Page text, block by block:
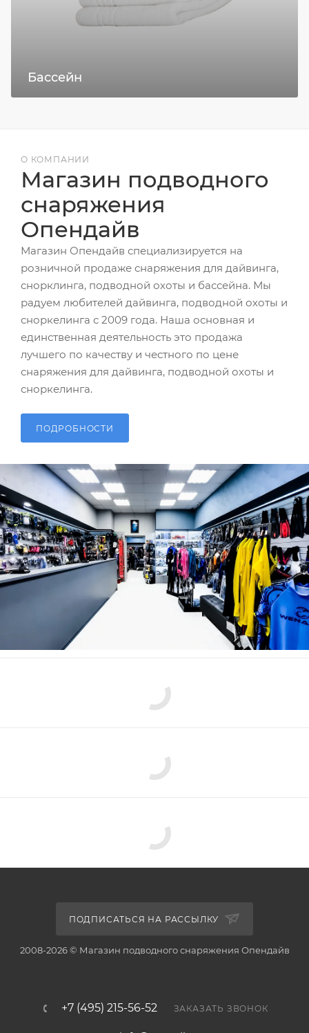
Бассейн
О КОМПАНИИ
Магазин подводного
снаряжения
Опендайв
Магазин Опендайв специализируется на
розничной продаже снаряжения для дайвинга,
снорклинга, подводной охоты и бассейна. Мы
радуем любителей дайвинга, подводной охоты и
сноркелинга с 2009 года. Наша основная и
единственная деятельность это продажа
лучшего по качеству и честного по цене
снаряжения для дайвинга, подводной охоты и
сноркелинга.
ПОДРОБНОСТИ
ПОДПИСАТЬСЯ НА РАССЫЛКУ
2008-2026 © Магазин подводного снаряжения Опендайв
+7 (495) 215-56-52 ЗАКАЗАТЬ ЗВОНОК